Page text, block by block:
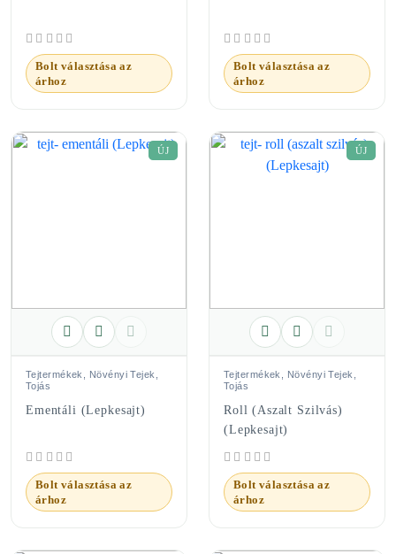
Bolt választása az
árhoz
Bolt választása az
árhoz
ÚJ
Tejtermékek, Növényi Tejek,
Tojás
Ementáli (Lepkesajt)
Bolt választása az
árhoz
ÚJ
Tejtermékek, Növényi Tejek,
Tojás
Roll (aszalt Szilvás)
(Lepkesajt)
Bolt választása az
árhoz